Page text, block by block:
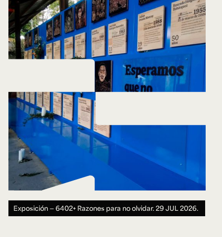
Exposición — 6402+ Razones para no olvidar.29 JUL 2026.